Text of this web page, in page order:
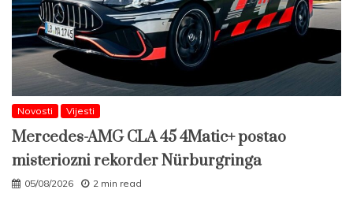
Novosti Vijesti
Mercedes-AMG CLA 45 4Matic+ postao
misteriozni rekorder Nürburgringa
05/08/2026 2 min read